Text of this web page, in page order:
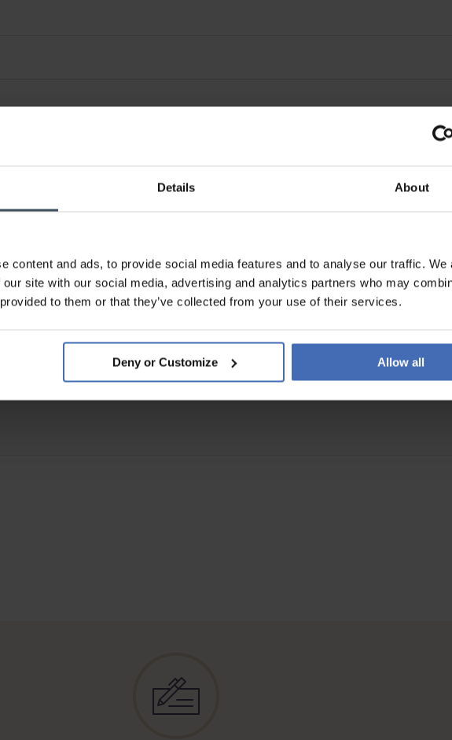
Details About
content and ads, to provide social media features and to analyse our traffic. We
site with our social media, advertising and analytics partners who may
to them or that they’ve collected from your use of their services.
Deny or Customize Allow all